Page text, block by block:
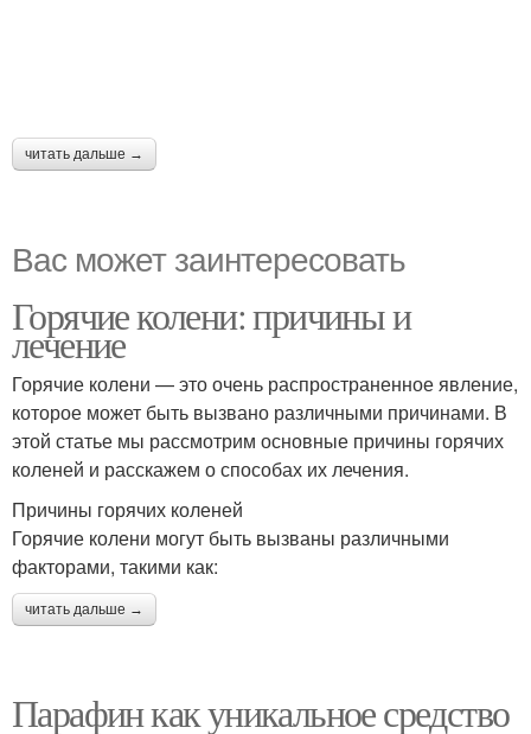
читать дальше →
Вас может заинтересовать
Горячие колени: причины и
лечение
Горячие колени — это очень распространенное явление,
которое может быть вызвано различными причинами. В
этой статье мы рассмотрим основные причины горячих
коленей и расскажем о способах их лечения.
Причины горячих коленей
Горячие колени могут быть вызваны различными
факторами, такими как:
читать дальше →
Парафин как уникальное средство